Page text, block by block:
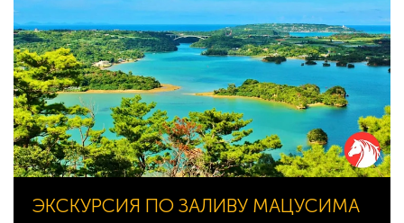
ЭКСКУРСИЯ ПО ЗАЛИВУ МАЦУСИМА